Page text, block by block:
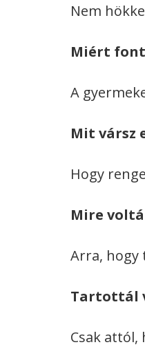
Nem
Miért
A
Mit vársz
Hogy
Mire
Arra, hogy
Tartottál
Csak attól,